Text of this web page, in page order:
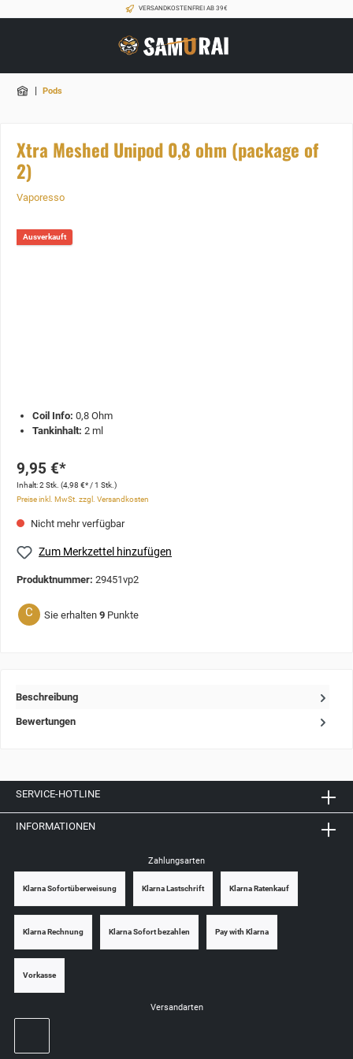
VERSANDKOSTENFREI AB 39€
| Pods
Xtra Meshed Unipod 0,8 ohm (package of
2)
Vaporesso
Ausverkauft
Coil Info: 0,8 Ohm
Tankinhalt: 2 ml
9,95 €*
Inhalt:2 Stk. (4,98 €* / 1 Stk.)
Preise inkl. MwSt. zzgl. Versandkosten
Nicht mehr verfügbar
Zum Merkzettel hinzufügen
Produktnummer: 29451vp2
C Sie erhalten 9 Punkte
Beschreibung
Bewertungen
SERVICE-HOTLINE
INFORMATIONEN
Zahlungsarten
Klarna Sofortüberweisung Klarna Lastschrift Klarna Ratenkauf
Klarna Rechnung Klarna Sofort bezahlen Pay with Klarna
Vorkasse
Versandarten